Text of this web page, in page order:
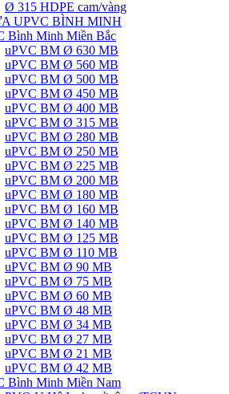
Ø 315 HDPE cam/vàng
UPVC BÌNH MINH
Bình Minh Miền Bắc
uPVC BM Ø 630 MB
uPVC BM Ø 560 MB
uPVC BM Ø 500 MB
uPVC BM Ø 450 MB
uPVC BM Ø 400 MB
uPVC BM Ø 315 MB
uPVC BM Ø 280 MB
uPVC BM Ø 250 MB
uPVC BM Ø 225 MB
uPVC BM Ø 200 MB
uPVC BM Ø 180 MB
uPVC BM Ø 160 MB
uPVC BM Ø 140 MB
uPVC BM Ø 125 MB
uPVC BM Ø 110 MB
uPVC BM Ø 90 MB
uPVC BM Ø 75 MB
uPVC BM Ø 60 MB
uPVC BM Ø 48 MB
uPVC BM Ø 34 MB
uPVC BM Ø 27 MB
uPVC BM Ø 21 MB
uPVC BM Ø 42 MB
Bình Minh Miền Nam